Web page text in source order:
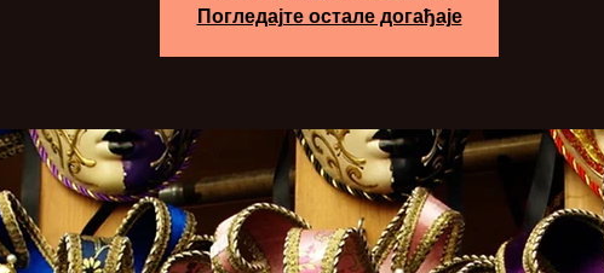
Погледајте остале догађаје